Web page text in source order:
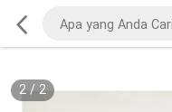
2/ 2